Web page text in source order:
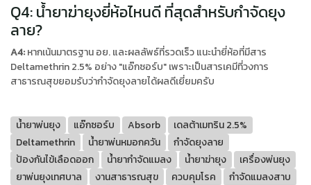
Q4: น้ำยาฆ่ายุงยี่ห้อไหนดี ที่สุดสำหรับกำจัดยุง
ลาย?
A4:หากเน้นมาตรฐาน อย. และผลลัพธ์ที่รวดเร็ว แนะนำยี่ห้อที่มีสาร
Deltamethrin 2.5% อย่าง "แอ๊กซอร์บ" เพราะเป็นสารเคมีที่วงการ
สาธารณสุขยอมรับว่ากำจัดยุงลายได้ผลดีเยี่ยมครับ
น้ำยาพ่นยุง แอ๊กซอร์บ Absorb
เดลต้าเมทริน 2.5%
Deltamethrin
น้ำยาพ่นหมอกควัน
กำจัดยุงลาย
ป้องกันไข้เลือดออก
น้ำยากำจัดแมลง น้ำยาฆ่ายุง
เครื่องพ่นยุง
ยาพ่นยุงเทศบาล
งานสาธารณสุข ควบคุมโรค
กำจัดแมลงสาบ